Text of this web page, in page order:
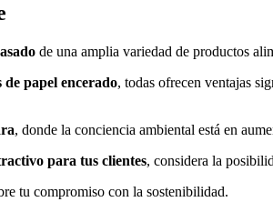
de una amplia variedad de productos
de papel encerado, todas ofrecen ventajas
, donde la conciencia ambiental está en
para tus clientes, considera la
tu compromiso con la sostenibilidad.